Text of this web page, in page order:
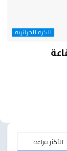
الكرة الجزائرية
الأكثر قراءة